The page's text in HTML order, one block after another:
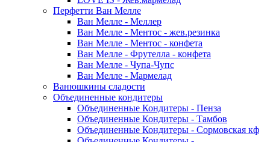
Перфетти Ван Мелле
Ван Мелле - Меллер
Ван Мелле - Ментос - жев.резинка
Ван Мелле - Ментос - конфета
Ван Мелле - Фрутелла - конфета
Ван Мелле - Чупа-Чупс
Ван Мелле - Мармелад
Ванюшкины сладости
Объединенные кондитеры
Объединенные Кондитеры - Пенза
Объединенные Кондитеры - Тамбов
Объединенные Кондитеры - Сормовская кф